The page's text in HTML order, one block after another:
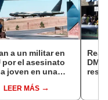
a un militar en
por el asesinato
joven en una
LEER MÁS
Real